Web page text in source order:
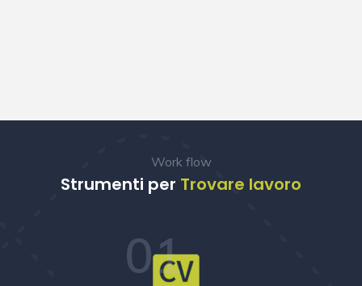
Work flow
Strumenti per Trovare lavoro
01